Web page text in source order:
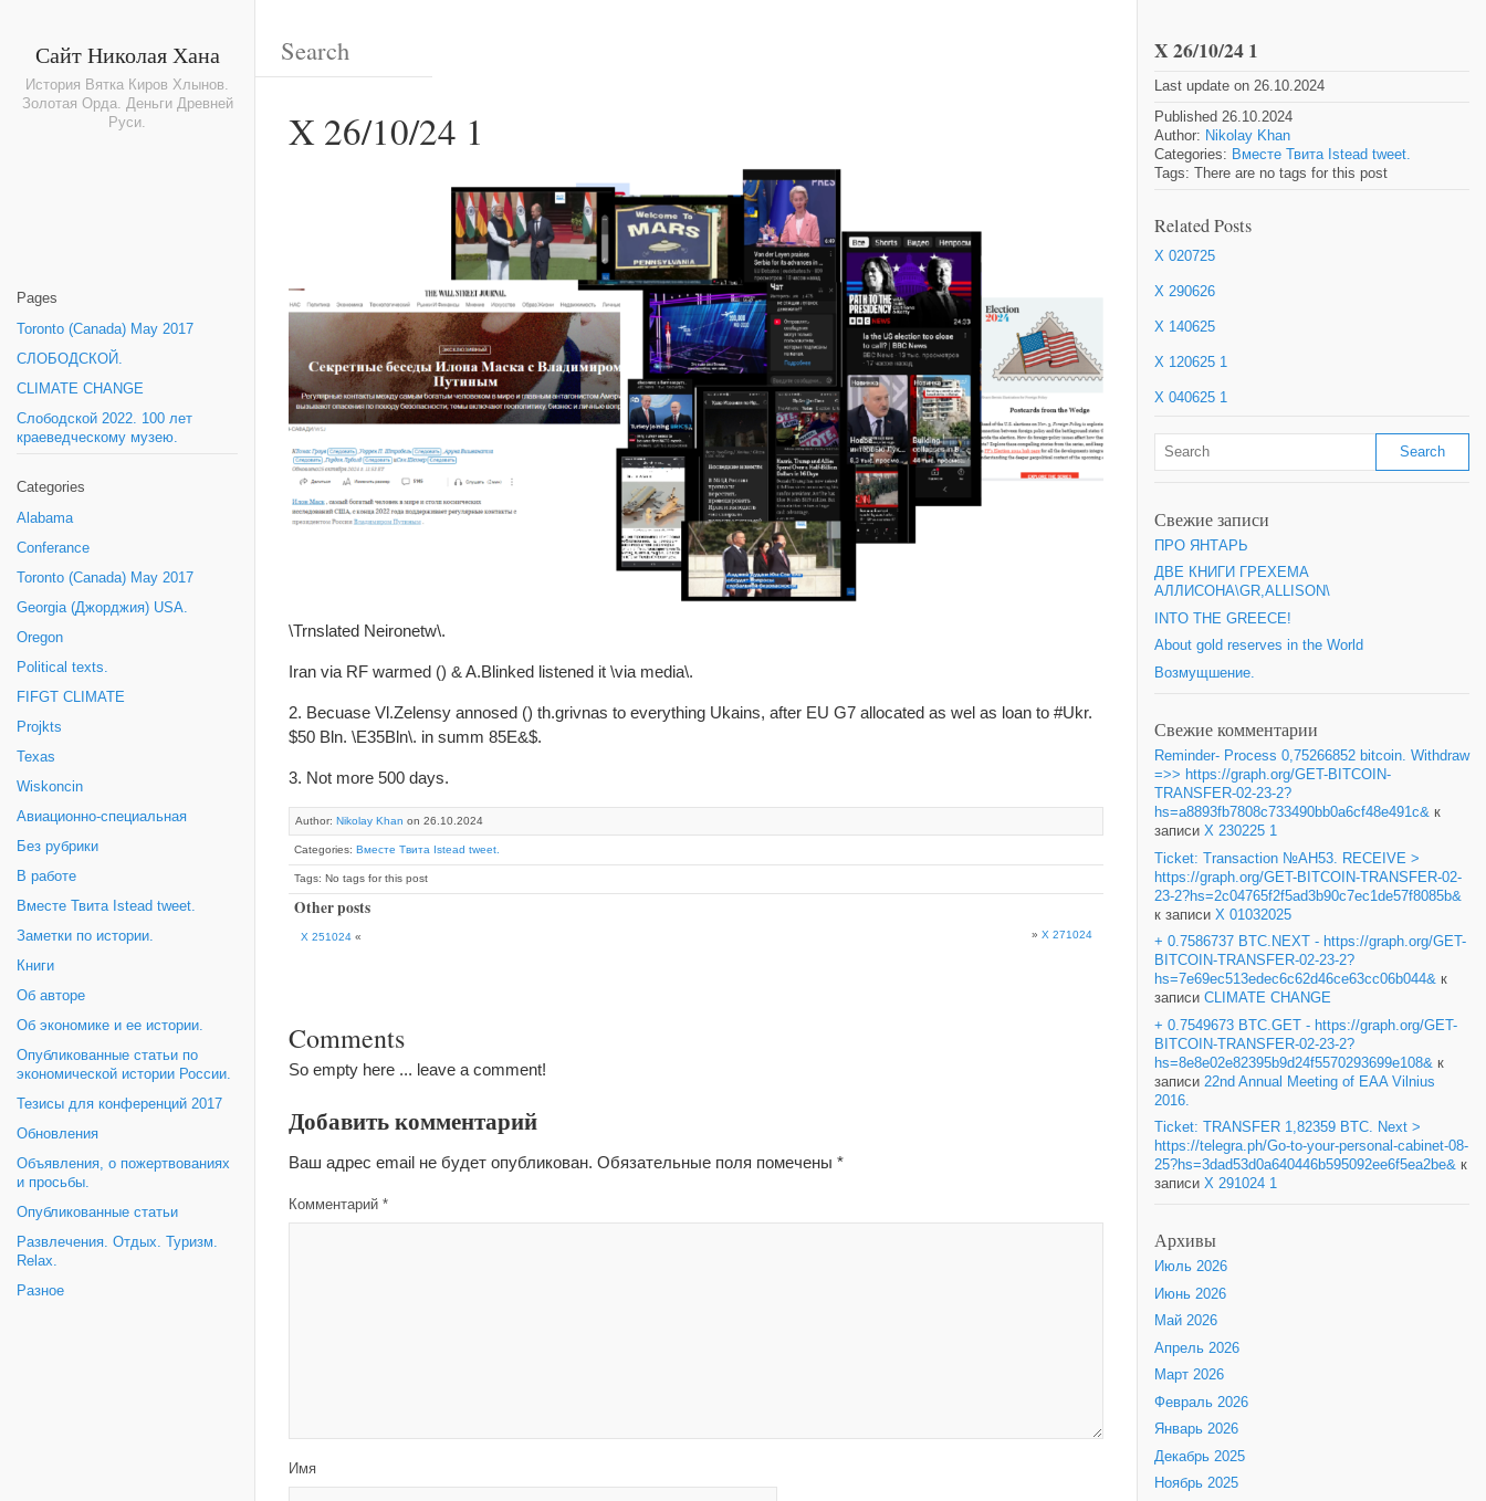
Сайт Николая Хана
История Вятка Киров Хлынов.
Золотая Орда. Деньги Древней
Руси.
Pages
Toronto (Canada) May 2017
СЛОБОДСКОЙ.
CLIMATE CHANGE
Слободской 2022. 100 лет
краеведческому музею.
Categories
Alabama
Conferance
Toronto (Canada) May 2017
Georgia (Джорджия) USA.
Oregon
Political texts.
FIFGT CLIMATE
Projkts
Texas
Wiskoncin
Авиационно-специальная
Без рубрики
В работе
Вместе Твита Istead tweet.
Заметки по истории.
Книги
Об авторе
Об экономике и ее истории.
Опубликованные статьи по
экономической истории России.
Тезисы для конференций 2017
Обновления
Объявления, о пожертвованиях
и просьбы.
Опубликованные статьи
Развлечения. Отдых. Туризм.
Relax.
Разное
X 26/10/24 1
\Trnslated Neironetw\.
Iran via RF warmed () & A.Blinked listened it \via media\.
2. Becuase Vl.Zelensy annosed () th.grivnas to everything Ukains, after EU G7 allocated as wel as loan to #Ukr.
$50 Bln. \E35Bln\. in summ 85E&$.
3. Not more 500 days.
Author: Nikolay Khan on 26.10.2024
Categories: Вместе Твита Istead tweet.
Tags: No tags for this post
Other posts
X 251024 « » X 271024
Comments
So empty here ... leave a comment!
Добавить комментарий
Ваш адрес email не будет опубликован. Обязательные поля помечены *
Комментарий *
Имя
X 26/10/24 1
Last update on 26.10.2024
Published 26.10.2024
Author: Nikolay Khan
Categories: Вместе Твита Istead tweet.
Tags: There are no tags for this post
Related Posts
X 020725
X 290626
X 140625
X 120625 1
X 040625 1
Свежие записи
ПРО ЯНТАРЬ
ДВЕ КНИГИ ГРЕХЕМА
АЛЛИСОНА\GR,ALLISON\
INTO THE GREECE!
About gold reserves in the World
Возмущшение.
Свежие комментарии
Reminder- Process 0,75266852 bitcoin. Withdraw
=>> https://graph.org/GET-BITCOIN-
TRANSFER-02-23-2?
hs=a8893fb7808c733490bb0a6cf48e491c& к
записи X 230225 1
Ticket: Transaction №AH53. RECEIVE >
https://graph.org/GET-BITCOIN-TRANSFER-02-
23-2?hs=2c04765f2f5ad3b90c7ec1de57f8085b&
к записи X 01032025
+ 0.7586737 BTC.NEXT - https://graph.org/GET-
BITCOIN-TRANSFER-02-23-2?
hs=7e69ec513edec6c62d46ce63cc06b044& к
записи CLIMATE CHANGE
+ 0.7549673 BTC.GET - https://graph.org/GET-
BITCOIN-TRANSFER-02-23-2?
hs=8e8e02e82395b9d24f5570293699e108& к
записи 22nd Annual Meeting of EAA Vilnius
2016.
Ticket: TRANSFER 1,82359 BTC. Next >
https://telegra.ph/Go-to-your-personal-cabinet-08-
25?hs=3dad53d0a640446b595092ee6f5ea2be& к
записи X 291024 1
Архивы
Июль 2026
Июнь 2026
Май 2026
Апрель 2026
Март 2026
Февраль 2026
Январь 2026
Декабрь 2025
Ноябрь 2025